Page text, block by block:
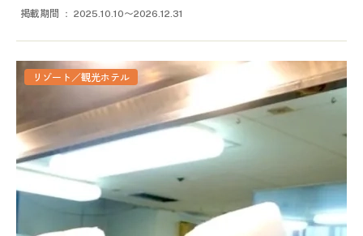
掲載期間 2025.10.10〜2026.12.31
リゾート／観光ホテル